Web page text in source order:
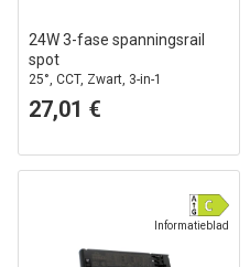
24W 3-fase spanningsrail
spot
25°, CCT, Zwart, 3-in-1
27,01 €
Informatieblad